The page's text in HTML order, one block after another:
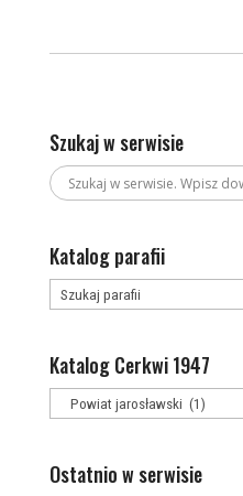
Szukaj w serwisie
Katalog parafii
Katalog Cerkwi 1947
Ostatnio w serwisie